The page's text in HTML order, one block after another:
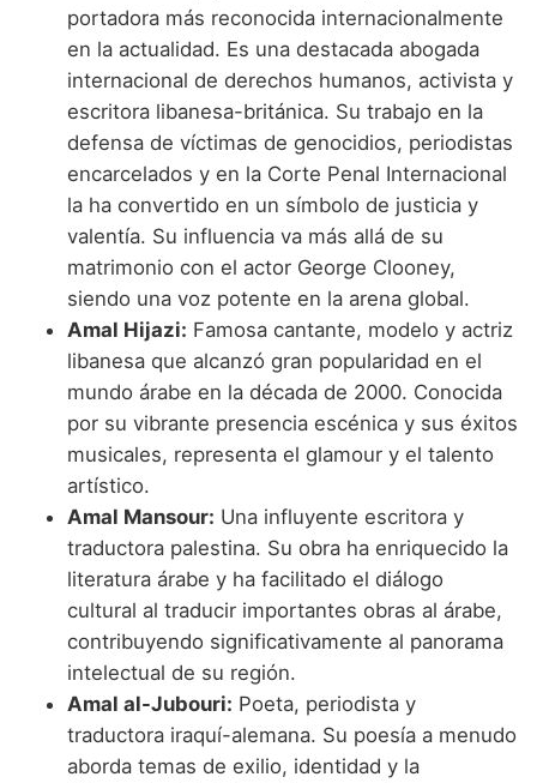
portadora más reconocida internacionalmente
en la actualidad. Es una destacada abogada
internacional de derechos humanos, activista y
escritora libanesa-británica. Su trabajo en la
defensa de víctimas de genocidios, periodistas
encarcelados y en la Corte Penal Internacional
la ha convertido en un símbolo de justicia y
valentía. Su influencia va más allá de su
matrimonio con el actor George Clooney,
siendo una voz potente en la arena global.
Amal Hijazi: Famosa cantante, modelo y actriz
libanesa que alcanzó gran popularidad en el
mundo árabe en la década de 2000. Conocida
por su vibrante presencia escénica y sus éxitos
musicales, representa el glamour y el talento
artístico.
Amal Mansour: Una influyente escritora y
traductora palestina. Su obra ha enriquecido la
literatura árabe y ha facilitado el diálogo
cultural al traducir importantes obras al árabe,
contribuyendo significativamente al panorama
intelectual de su región.
Amal al-Jubouri: Poeta, periodista y
traductora iraquí-alemana. Su poesía a menudo
aborda temas de exilio, identidad y la